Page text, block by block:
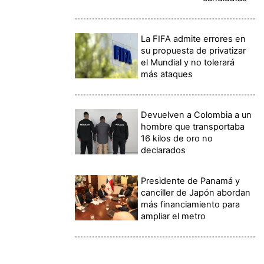
La FIFA admite errores en
su propuesta de privatizar
el Mundial y no tolerará
más ataques
Devuelven a Colombia a un
hombre que transportaba
16 kilos de oro no
declarados
Presidente de Panamá y
canciller de Japón abordan
más financiamiento para
ampliar el metro